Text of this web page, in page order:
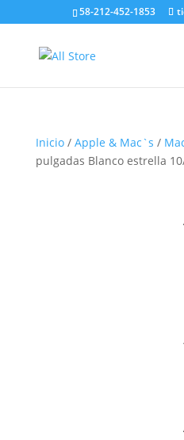
58-212-452-1853
Inicio/ Apple & Mac`s /
pulgadas Blanco estrella